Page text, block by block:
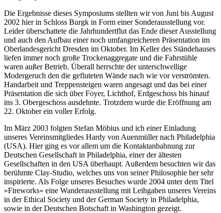
Die Ergebnisse dieses Symposiums stellten wir von Juni bis August
2002 hier in Schloss Burgk in Form einer Sonderausstellung vor.
Leider überschattete die Jahrhundertflut das Ende dieser Ausstellung
und auch den Aufbau einer noch umfangreicheren Präsentation im
Oberlandesgericht Dresden im Oktober. Im Keller des Ständehauses
liefen immer noch große Trockenaggregate und die Fahrstühle
waren außer Betrieb. Überall herrschte der unterschwellige
Modergeruch den die gefluteten Wände nach wie vor verströmten.
Handarbeit und Treppensteigen waren angesagt und das bei einer
Präsentation die sich über Foyer, Lichthof, Erdgeschoss bis hinauf
ins 3. Obergeschoss ausdehnte. Trotzdem wurde die Eröffnung am
22. Oktober ein voller Erfolg.
Im März 2003 folgten Stefan Möbius und ich einer Einladung
unseres Vereinsmitgliedes Hardy von Auenmüller nach Philadelphia
(USA). Hier ging es vor allem um die Kontaktanbahnung zur
Deutschen Gesellschaft in Philadelphia, einer der ältesten
Gesellschaften in den USA überhaupt. Außerdem besuchten wir das
berühmte Clay-Studio, welches uns von seiner Philosophie her sehr
inspirierte. Als Folge unseres Besuches wurde 2004 unter dem Titel
»Fireworks« eine Wanderausstellung mit Leihgaben unseres Vereins
in der Ethical Society und der German Society in Philadelphia,
sowie in der Deutschen Botschaft in Washington gezeigt.